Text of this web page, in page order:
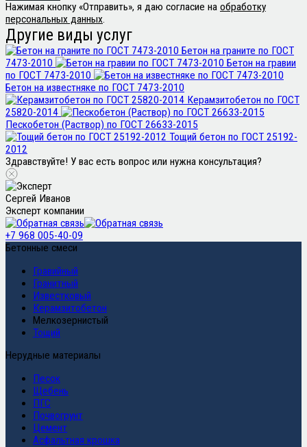
Нажимая кнопку «Отправить», я даю согласие на обработку
персональных данных.
Другие виды услуг
Бетон на граните по ГОСТ
7473-2010
Бетон на гравии
по ГОСТ 7473-2010
Бетон на известняке по ГОСТ 7473-2010
Керамзитобетон по ГОСТ
25820-2014
Пескобетон (Раствор) по ГОСТ 26633-2015
Тощий бетон по ГОСТ 25192-
2012
Здравствуйте! У вас есть вопрос или нужна консультация?
Сергей Иванов
Эксперт компании
+7 968 005-40-09
Бетонные смеси
Гравийный
Гранитный
Известковый
Керамзитобетон
Мелкозернистый
Тощий
Нерудные материалы
Песок
Щебень
ПГС
Почвогрунт
Цемент
Асфальтная крошка